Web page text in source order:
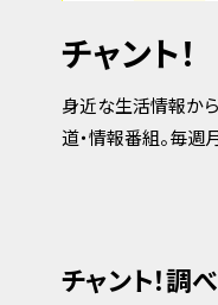
チャント！
身近な生活情報か
道・情報番組。毎
チャント！調